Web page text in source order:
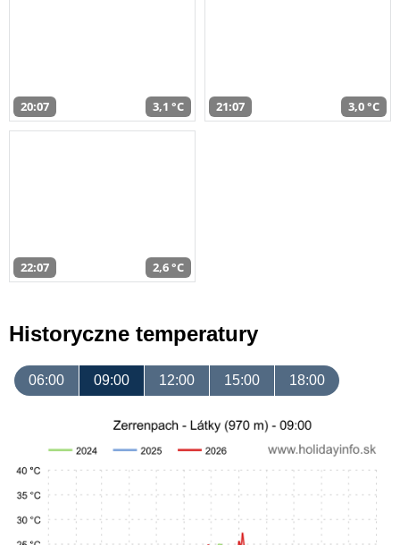
20:07 3,1 °C 21:07 3,0 °C
22:07 2,6 °C
Historyczne temperatury
06:00 09:00 12:00 15:00 18:00